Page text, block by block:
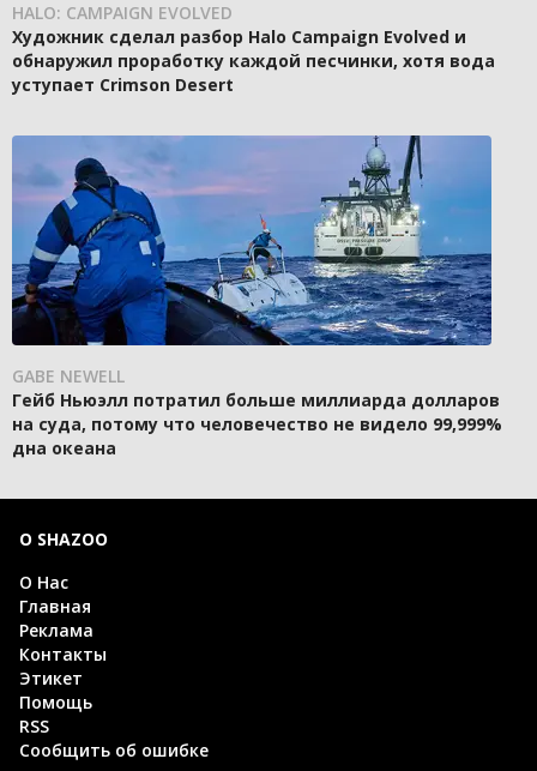
HALO: CAMPAIGN EVOLVED
Художник сделал разбор Halo Campaign Evolved и
обнаружил проработку каждой песчинки, хотя вода
уступает Crimson Desert
GABE NEWELL
Гейб Ньюэлл потратил больше миллиарда долларов
на суда, потому что человечество не видело 99,999%
дна океана
О SHAZOO
О Нас
Главная
Реклама
Контакты
Этикет
Помощь
RSS
Сообщить об ошибке